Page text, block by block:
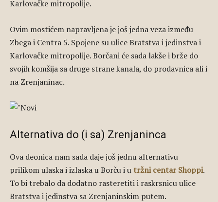
Karlovačke mitropolije.
Ovim mostićem napravljena je još jedna veza između
Zbega i Centra 5. Spojene su ulice Bratstva i jedinstva i
Karlovačke mitropolije. Borčani će sada lakše i brže do
svojih komšija sa druge strane kanala, do prodavnica ali i
na Zrenjaninac.
Alternativa do (i sa) Zrenjaninca
Ova deonica nam sada daje još jednu alternativu
prilikom ulaska i izlaska u Borču i utržni centar Shoppi.
To bi trebalo da dodatno rasteretiti i raskrsnicu ulice
Bratstva i jedinstva sa Zrenjaninskim putem.